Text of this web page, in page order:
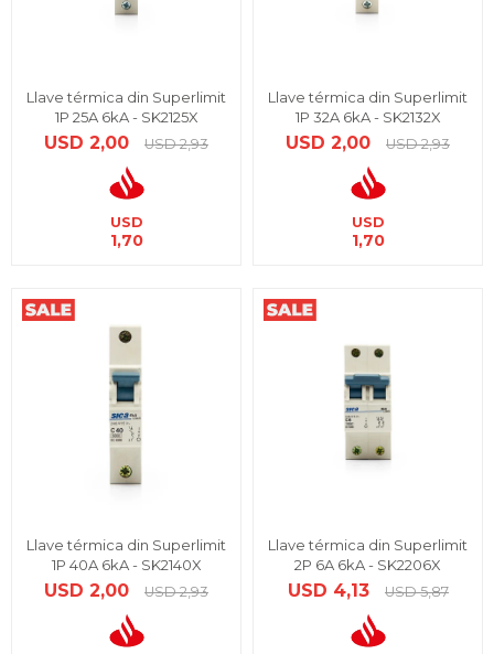
Llave térmica din Superlimit
1P 25A 6kA - SK2125X
USD 2,00 USD 2,93
USD
1,70
Llave térmica din Superlimit
1P 32A 6kA - SK2132X
USD 2,00 USD 2,93
USD
1,70
Llave térmica din Superlimit
1P 40A 6kA - SK2140X
USD 2,00 USD 2,93
Llave térmica din Superlimit
2P 6A 6kA - SK2206X
USD 4,13 USD 5,87